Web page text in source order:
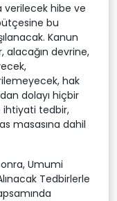
verilecek hibe ve
bu
Kanun
alacağın devrine,
hak
dolayı hiçbir
ihtiyati tedbir,
masasına dahil
Umumi
Tedbirlerle